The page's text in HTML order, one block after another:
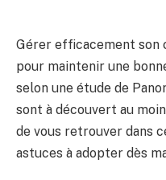
Gérer efficacement son
pour maintenir une
selon une étude de
sont à découvert au
de vous retrouver dans
astuces à adopter dès